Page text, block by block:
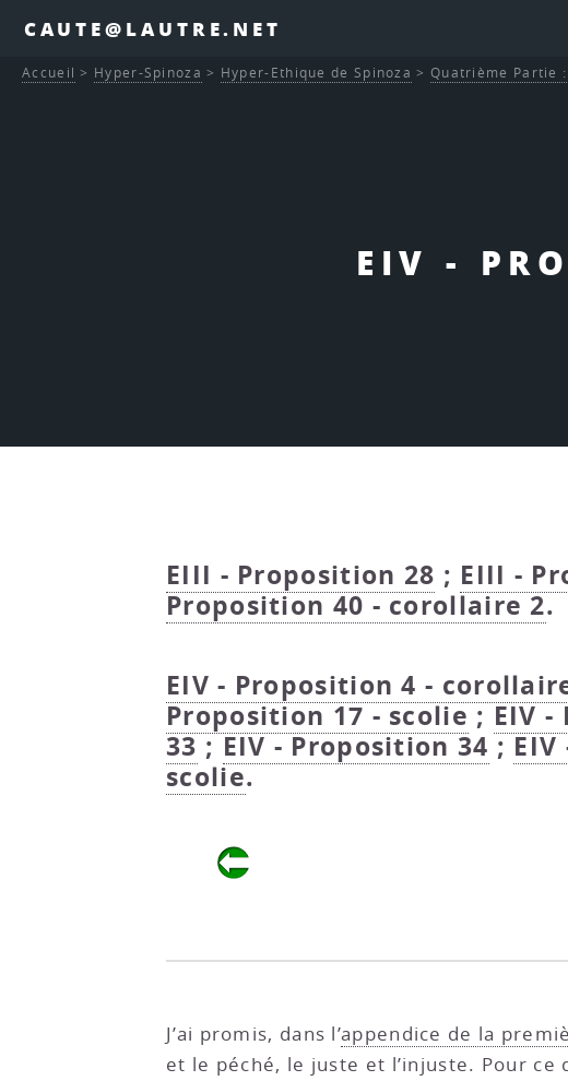
CAUTE@LAUTRE.NET
EIV -
Accueil > Hyper-Spinoza > Hyper-Ethique de Spinoza > Quatrième Partie
EIII - Proposition 28 ; EIII -
Proposition 40 - corollaire 2.
EIV - Proposition 4 -
Proposition 17 - scolie ; EIV
33 ; EIV - Proposition 34 ;
scolie.
J’ai promis, dans l’appendice de la
et le péché, le juste et l’injuste. Pour ce